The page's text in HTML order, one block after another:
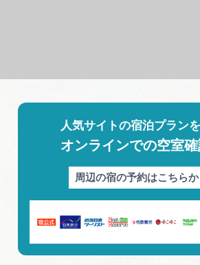
人気サイトの宿泊プラン
オンラインでの空室
周辺の宿の予約はこちらか